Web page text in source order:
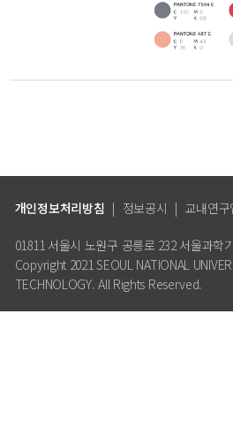
개인정보처리방침 | 정보공시 | 교내연구
01811 서울시 노원구 공릉로 232 서울과학
Copyright 2021 SEOUL NATIONAL
TECHNOLOGY. All Rights Reserved.